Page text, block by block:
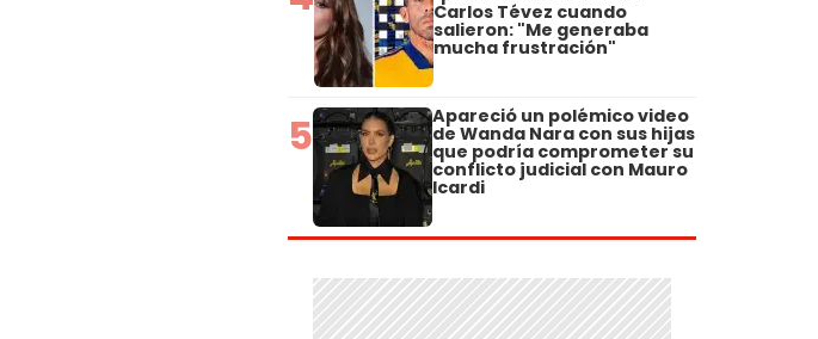
Carlos Tévez cuando
salieron: "Me generaba
mucha frustración"
5 Apareció un polémico video
de Wanda Nara con sus hijas
que podría comprometer su
conflicto judicial con Mauro
Icardi